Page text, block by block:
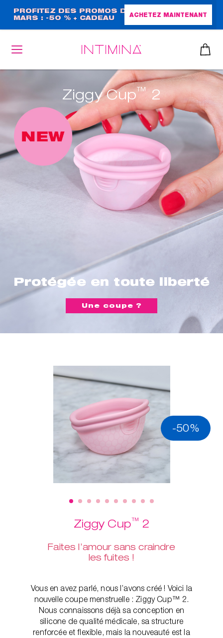
contenu
principal
PROFITEZ DES PROMOS DE
MARS : -50 % + CADEAU
ACHETEZ MAINTENANT
Protégée en toute liberté
Ziggy Cup™ 2
Une coupe ?
-50%
Ziggy Cup™ 2
Faites l’amour sans craindre
les fuites !
Vous en avez parlé, nous l’avons créé ! Voici la
nouvelle coupe menstruelle : Ziggy Cup™ 2.
Nous connaissons déjà sa conception en
silicone de qualité médicale, sa structure
renforcée et flexible, mais la nouveauté est la